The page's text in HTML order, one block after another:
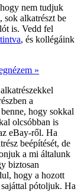
nem tudjuk
alkatrészt be
is. Vedd fel
, és kollégáink
»
a
hogy sokkal
olcsóbban is
eBay-ről. Ha
beépítését, de
a mi általunk
biztosan
hogy a hozott
pótoljuk. Ha